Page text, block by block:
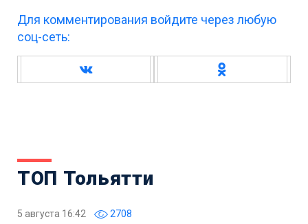
Для комментирования войдите через любую
соц-сеть:
ТОП Тольятти
5 августа 16:42 2708